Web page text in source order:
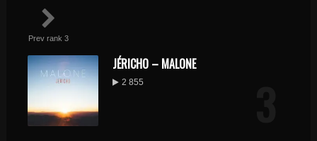
Prev rank 3
JÉRICHO – MALONE
2 855